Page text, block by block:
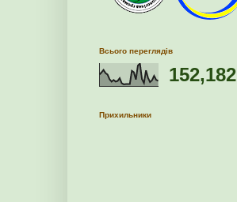
Всього переглядів
152,182
Прихильники